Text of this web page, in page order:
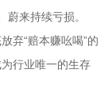
来持续亏损。
弃“赔本赚吆喝”的
行业唯一的生存